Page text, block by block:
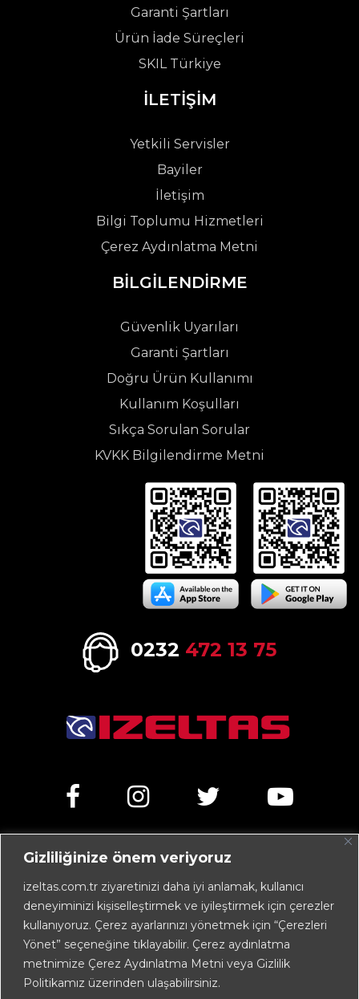
Gizliliğinize önem veriyoruz
izeltas.com.tr ziyaretinizi daha iyi anlamak, kullanıcı
deneyiminizi kişiselleştirmek ve iyileştirmek için çerezler
kullanıyoruz. Çerez ayarlarınızı yönetmek için “Çerezleri
Yönet” seçeneğine tıklayabilir. Çerez aydınlatma
metnimize Çerez Aydınlatma Metni veya Gizlilik
Politikamız üzerinden ulaşabilirsiniz.
Garanti Şartları
Ürün İade Süreçleri
SKIL Türkiye
İLETİŞİM
Yetkili Servisler
Bayiler
İletişim
Bilgi Toplumu Hizmetleri
Çerez Aydınlatma Metni
BİLGİLENDİRME
Güvenlik Uyarıları
Garanti Şartları
Doğru Ürün Kullanımı
Kullanım Koşulları
Sıkça Sorulan Sorular
KVKK Bilgilendirme Metni
0232 472 13 75
TÜRKİYE
+90 232 472 13 75 (pbx)
+90 232 472 13 78
info@izeltas.com.tr